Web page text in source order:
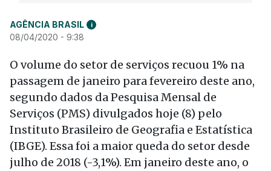
AGÊNCIA BRASIL i
08/04/2020 - 9:38
O volume do setor de serviços recuou 1% na
passagem de janeiro para fevereiro deste ano,
segundo dados da Pesquisa Mensal de
Serviços (PMS) divulgados hoje (8) pelo
Instituto Brasileiro de Geografia e Estatística
(IBGE). Essa foi a maior queda do setor desde
julho de 2018 (-3,1%). Em janeiro deste ano, o